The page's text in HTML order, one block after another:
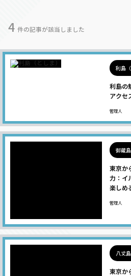
4 件の記事が該当しました
利島（
利島の
アクセ
管理人
御蔵
東京か
力：イ
楽しめ
管理人
八丈
東京か